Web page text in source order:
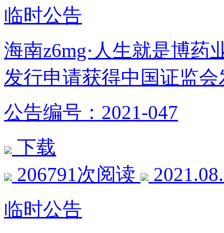
临时公告
海南z6mg·人生就是博药
发行申请获得中国证监
公告编号：2021-047
下载
206791次阅读
临时公告